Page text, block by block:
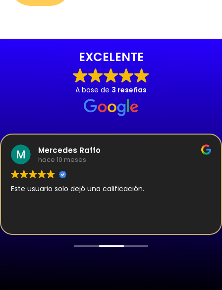
EXCELENTE
A base de 3 reseñas
Mercedes Raffo
hace 10 meses
Este usuario solo dejó una calificación.